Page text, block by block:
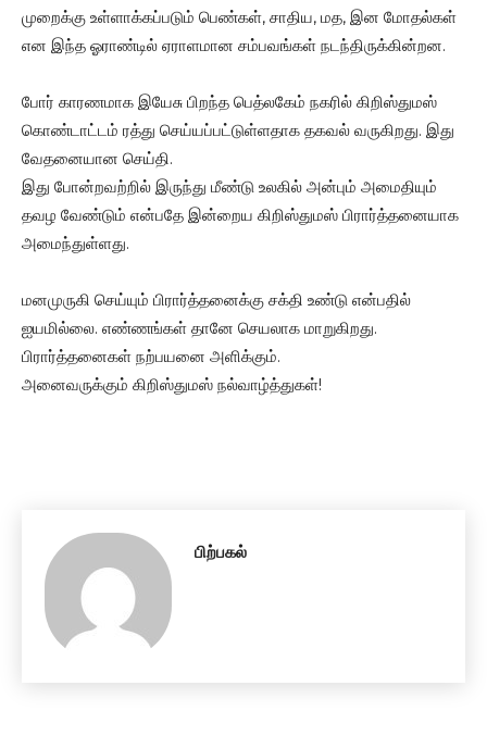
முறைக்கு உள்ளாக்கப்படும் பெண்கள், சாதிய, மத, இன மோதல்கள்
என இந்த ஓராண்டில் ஏராளமான சம்பவங்கள் நடந்திருக்கின்றன.
போர் காரணமாக இயேசு பிறந்த பெத்லகேம் நகரில் கிறிஸ்துமஸ்
கொண்டாட்டம் ரத்து செய்யப்பட்டுள்ளதாக தகவல் வருகிறது. இது
வேதனையான செய்தி.
இது போன்றவற்றில் இருந்து மீண்டு உலகில் அன்பும் அமைதியும்
தவழ வேண்டும் என்பதே இன்றைய கிறிஸ்துமஸ் பிரார்த்தனையாக
அமைந்துள்ளது.
மனமுருகி செய்யும் பிரார்த்தனைக்கு சக்தி உண்டு என்பதில்
ஐயமில்லை. எண்ணங்கள் தானே செயலாக மாறுகிறது.
பிரார்த்தனைகள் நற்பயனை அளிக்கும்.
அனைவருக்கும் கிறிஸ்துமஸ் நல்வாழ்த்துகள்!
பிற்பகல்